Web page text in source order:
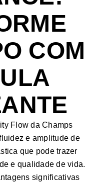
COM
Flow da Champs
e amplitude de
que pode trazer
e qualidade de vida.
significativas